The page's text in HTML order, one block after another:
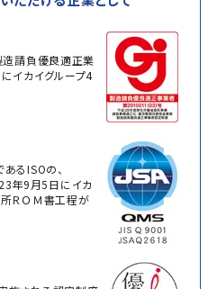
造請負優良適正業
イカイグループ4
るISOの、
年9月5日にイカ
ＲＯＭ書工程が